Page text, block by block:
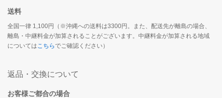
送料
全国一律 1,100円（※沖縄への送料は3300円。また、配送先が離島の場合、
離島・中継料金が加算されることがございます。中継料金が加算される地域
については こちらでご確認ください）
返品・交換について
お客様ご都合の場合